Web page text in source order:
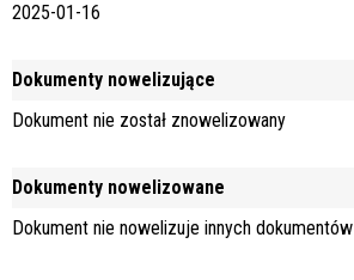
2025-01-16
Dokumenty nowelizujące
Dokument nie został znowelizowany
Dokumenty nowelizowane
Dokument nie nowelizuje innych dokumentów